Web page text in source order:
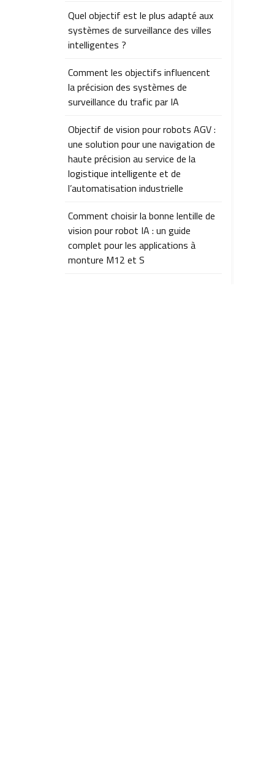
Quel objectif est le plus adapté aux
systèmes de surveillance des villes
intelligentes ?
Comment les objectifs influencent
la précision des systèmes de
surveillance du trafic par IA
Objectif de vision pour robots AGV :
une solution pour une navigation de
haute précision au service de la
logistique intelligente et de
l’automatisation industrielle
Comment choisir la bonne lentille de
vision pour robot IA : un guide
complet pour les applications à
monture M12 et S